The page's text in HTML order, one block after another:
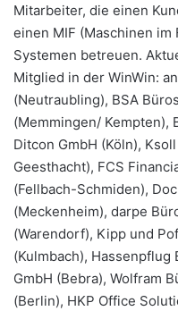
Mitarbeiter, die einen
einen MIF (Maschinen
Systemen betreuen.
Mitglied in der WinWin:
(Neutraubling), BSA
(Memmingen/ Kempten),
Ditcon GmbH (Köln),
Geesthacht), FCS
(Fellbach-Schmiden),
(Meckenheim), darpe
(Warendorf), Kipp und
(Kulmbach),
GmbH (Bebra), Wolfram
(Berlin), HKP Office